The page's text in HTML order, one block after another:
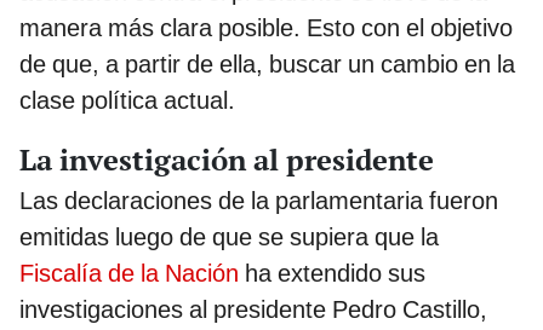
manera más clara posible. Esto con el objetivo
de que, a partir de ella, buscar un cambio en la
clase política actual.
La investigación al presidente
Las declaraciones de la parlamentaria fueron
emitidas luego de que se supiera que la
Fiscalía de la Nación ha extendido sus
investigaciones al presidente Pedro Castillo,